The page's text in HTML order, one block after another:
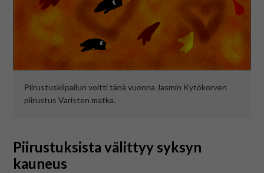
Piirustuskilpailun voitti tänä vuonna Jasmin Kytökorven
piirustus Varisten matka.
Piirustuksista välittyy syksyn
kauneus